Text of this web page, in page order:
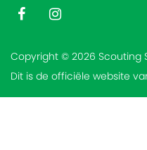
Copyright © 2026 Scouting
Dit is de officiële website